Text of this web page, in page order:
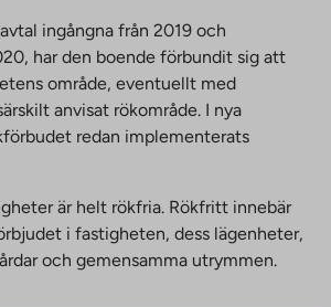
ingångna från 2019 och
har den boende förbundit sig att
område, eventuellt med
anvisat rökområde. I nya
redan implementerats
är helt rökfria. Rökfritt innebär
i fastigheten, dess lägenheter,
och gemensamma utrymmen.